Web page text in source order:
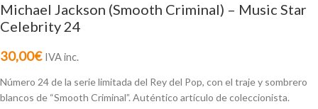
Michael Jackson (Smooth Criminal) – Music Star
Celebrity 24
30,00€ IVA inc.
Número 24 de la serie limitada del Rey del Pop, con el traje y sombrero
blancos de “Smooth Criminal”. Auténtico artículo de coleccionista.